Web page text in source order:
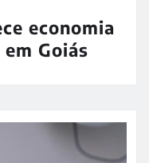
economia
Goiás